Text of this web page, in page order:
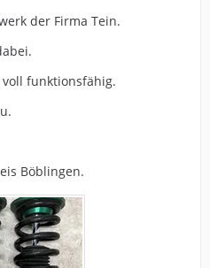
der Firma Tein.
voll funktionsfähig.
Böblingen.